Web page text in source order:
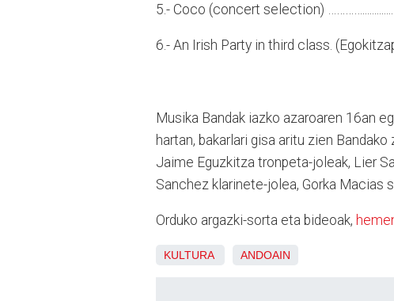
5.- Coco (concert selection)
6.- An Irish Party in third class.
Musika Bandak iazko azaroaren 16an
hartan, bakarlari gisa aritu zien
Jaime Eguzkitza tronpeta-joleak, Lier
Sanchez klarinete-jolea, Gorka Macias
Orduko argazki-sorta eta bideoak,
KULTURA ANDOAIN